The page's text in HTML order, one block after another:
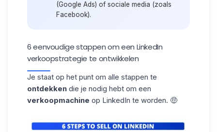
(Google Ads) of sociale media (zoals
Facebook).
6 eenvoudige stappen om een LinkedIn
verkoopstrategie te ontwikkelen
Je staat op het punt om alle stappen te
ontdekken die je nodig hebt om een
verkoopmachine op LinkedIn te worden. 🤑